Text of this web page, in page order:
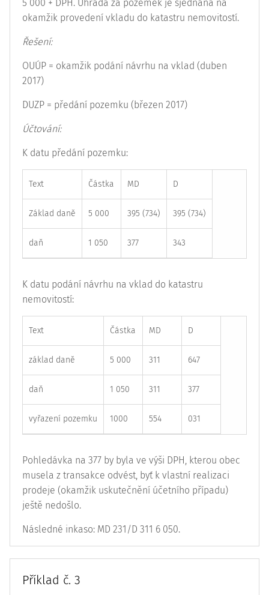
5 000 + DPH. Úhrada za pozemek je sjednána na
okamžik provedení vkladu do katastru nemovitostí.
Řešení:
OUÚP = okamžik podání návrhu na vklad (duben
2017)
DUZP = předání pozemku (březen 2017)
Účtování:
K datu předání pozemku:
Text Částka MD D
Základ daně 5 000 395 (734) 395 (734)
daň 1 050 377 343
K datu podání návrhu na vklad do katastru
nemovitostí:
Text Částka MD D
základ daně 5 000 311 647
daň 1 050 311 377
vyřazení pozemku 1000 554 031
Pohledávka na 377 by byla ve výši DPH, kterou obec
musela z transakce odvést, byť k vlastní realizaci
prodeje (okamžik uskutečnění účetního případu)
ještě nedošlo.
Následné inkaso: MD 231/D 311 6 050.
Příklad č. 3